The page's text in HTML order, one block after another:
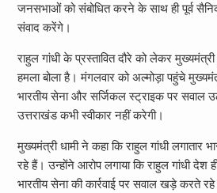
जनसभाओं को संबोधित करने के साथ ही पूर्व
संवाद करेंगे।
राहुल गांधी के प्रस्तावित दौरे को लेकर
हमला बोला है। मंगलवार को अल्मोड़ा पहुंचे
भारतीय सेना और सर्जिकल स्ट्राइक पर सवाल
उत्तराखंड कभी स्वीकार नहीं करेगी।
मुख्यमंत्री धामी ने कहा कि राहुल गांधी लगातार
रहे हैं। उन्होंने आरोप लगाया कि राहुल गांधी देश
भारतीय सेना की कार्रवाई पर सवाल खड़े करते